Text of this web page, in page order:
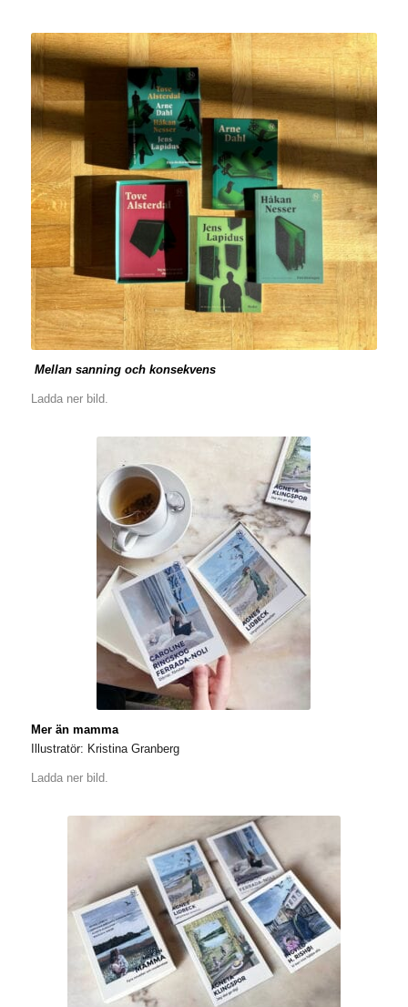
Mellan sanning och konsekvens
Ladda ner bild.
Mer än mamma
Illustratör: Kristina Granberg
Ladda ner bild.